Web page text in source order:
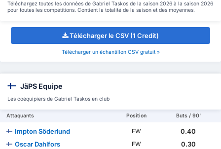
Téléchargez toutes les données de Gabriel Taskos de la saison 2026 à la saison 2026
pour toutes les compétitions. Contient la totalité de la saison et des moyennes.
Télécharger le CSV (1 Credit)
Télécharger un échantillon CSV gratuit »
JäPS Equipe
Les coéquipiers de Gabriel Taskos en club
Attaquants Position Buts / 90'
Impton Söderlund FW
0.40
Oscar Dahlfors
FW
0.30